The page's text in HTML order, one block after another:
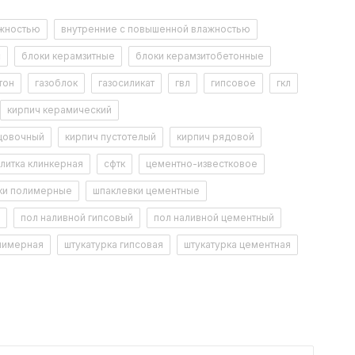
ТУ 20.30.11 - 001 - 51160834 - 2018
12
внутренние с повышенной влажностью
блоки керамзитные блоки керамзитобетонные
газоблок газосиликат гвл гипсовое гкл
кирпич керамический
кирпич пустотелый кирпич рядовой
клинкерная сфтк цементно-известковое
полимерные шпаклевки цементные
пол наливной гипсовый пол наливной цементный
штукатурка гипсовая штукатурка цементная